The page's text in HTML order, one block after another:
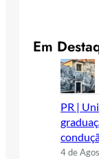
Em
PR |
4 de